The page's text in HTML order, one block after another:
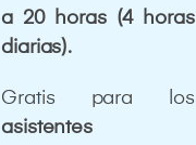
a 20 horas (4 horas
diarias).
Gratis para los
asistentes